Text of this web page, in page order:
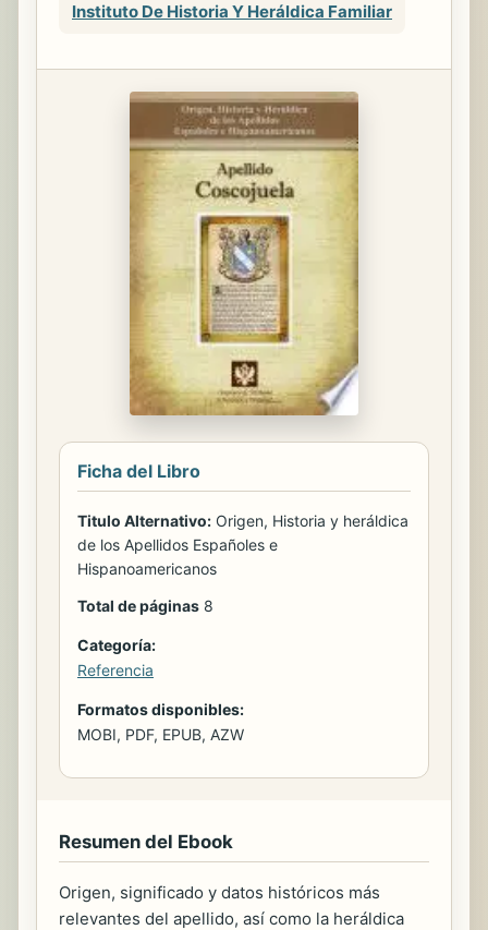
Instituto De Historia Y Heráldica Familiar
Ficha del Libro
Titulo Alternativo: Origen, Historia y heráldica
de los Apellidos Españoles e
Hispanoamericanos
Total de páginas 8
Categoría:
Referencia
Formatos disponibles:
MOBI, PDF, EPUB, AZW
Resumen del Ebook
Origen, significado y datos históricos más
relevantes del apellido, así como la heráldica